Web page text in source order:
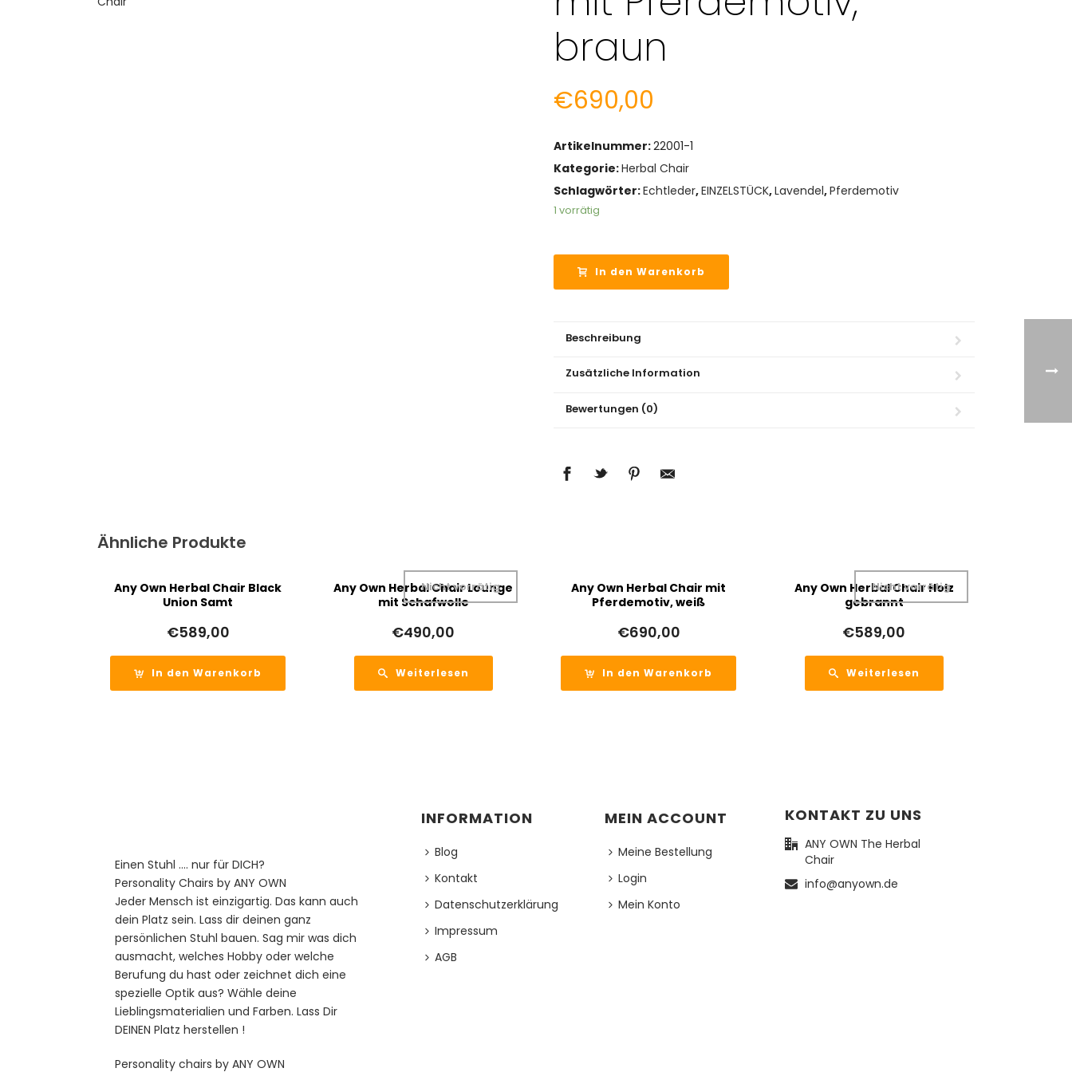
braun
€690,00
Artikelnummer:22001-1
Kategorie:Herbal Chair
Schlagwörter:Echtleder,EINZELSTÜCK,Lavendel,Pferdemotiv
1 vorrätig
In den Warenkorb
Beschreibung
Zusätzliche Information
Bewertungen (0)
Ähnliche Produkte
Any Own Herbal Chair Black
Union Samt
€589,00
In den Warenkorb
Any Own Herbal Chair Lounge
mit Schafwolle
Nicht vorrätig
€490,00
Weiterlesen
Any Own Herbal Chair mit
Pferdemotiv, weiß
€690,00
In den Warenkorb
Any Own Herbal Chair Holz
gebrannt
Nicht vorrätig
€589,00
Weiterlesen
Einen Stuhl …. nur für DICH?
Personality Chairs by ANY OWN
Jeder Mensch ist einzigartig. Das kann auch
dein Platz sein. Lass dir deinen ganz
persönlichen Stuhl bauen. Sag mir was dich
ausmacht, welches Hobby oder welche
Berufung du hast oder zeichnet dich eine
spezielle Optik aus? Wähle deine
Lieblingsmaterialien und Farben. Lass Dir
DEINEN Platz herstellen !
Personality chairs by ANY OWN
INFORMATION
Blog
Kontakt
Datenschutzerklärung
Impressum
AGB
MEIN ACCOUNT
Meine Bestellung
Login
Mein Konto
KONTAKT ZU UNS
ANY OWN The Herbal
Chair
info@anyown.de